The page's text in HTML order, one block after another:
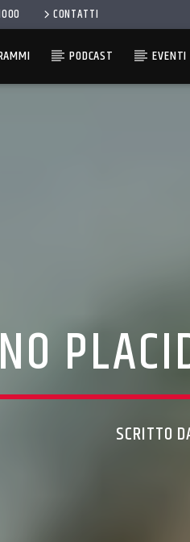
CONTATTI
PODCAST EVENTI
SCRITTO